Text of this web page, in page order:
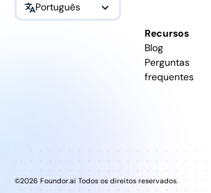
Português
Recursos
Blog
Perguntas
frequentes
©2026 Foundor.ai Todos os direitos reservados.